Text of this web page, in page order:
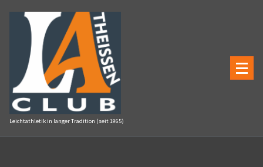
Inhalt
springen
Leichtathletik in langer Tradition (seit 1965)